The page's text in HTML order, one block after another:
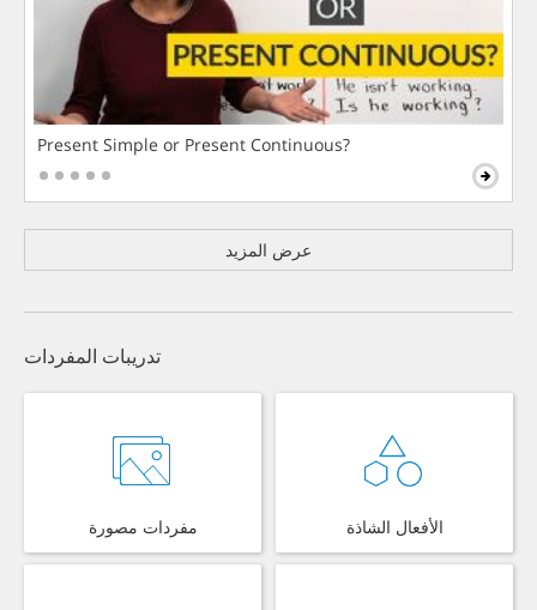
Present Simple or Present Continuous?
عرض المزيد
تدريبات المفردات
مفردات مصورة الأفعال الشاذة